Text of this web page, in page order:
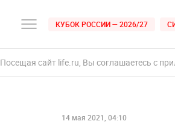
КУБОК РОССИИ — 2026/27
Посещая сайт life.ru, Вы соглашаетесь с
14 мая 2021, 04:10